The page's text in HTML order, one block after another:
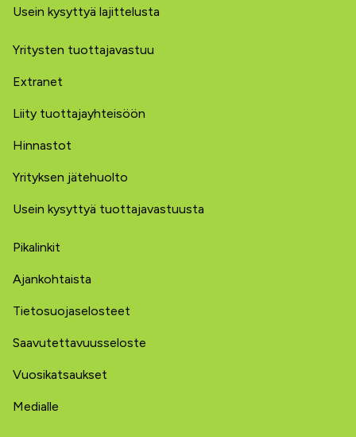
Usein kysyttyä lajittelusta
Yritysten tuottajavastuu
Extranet
Liity tuottajayhteisöön
Hinnastot
Yrityksen jätehuolto
Usein kysyttyä tuottajavastuusta
Pikalinkit
Ajankohtaista
Tietosuojaselosteet
Saavutettavuusseloste
Vuosikatsaukset
Medialle